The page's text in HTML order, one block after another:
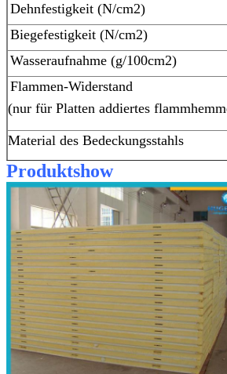
Dehnfestigkeit (N/cm2)
Biegefestigkeit (N/cm2)
Wasseraufnahme (g/100cm2)
Flammen-Widerstand
(nur für Platten addiertes
Material des Bedeckungsstahls
Produktshow